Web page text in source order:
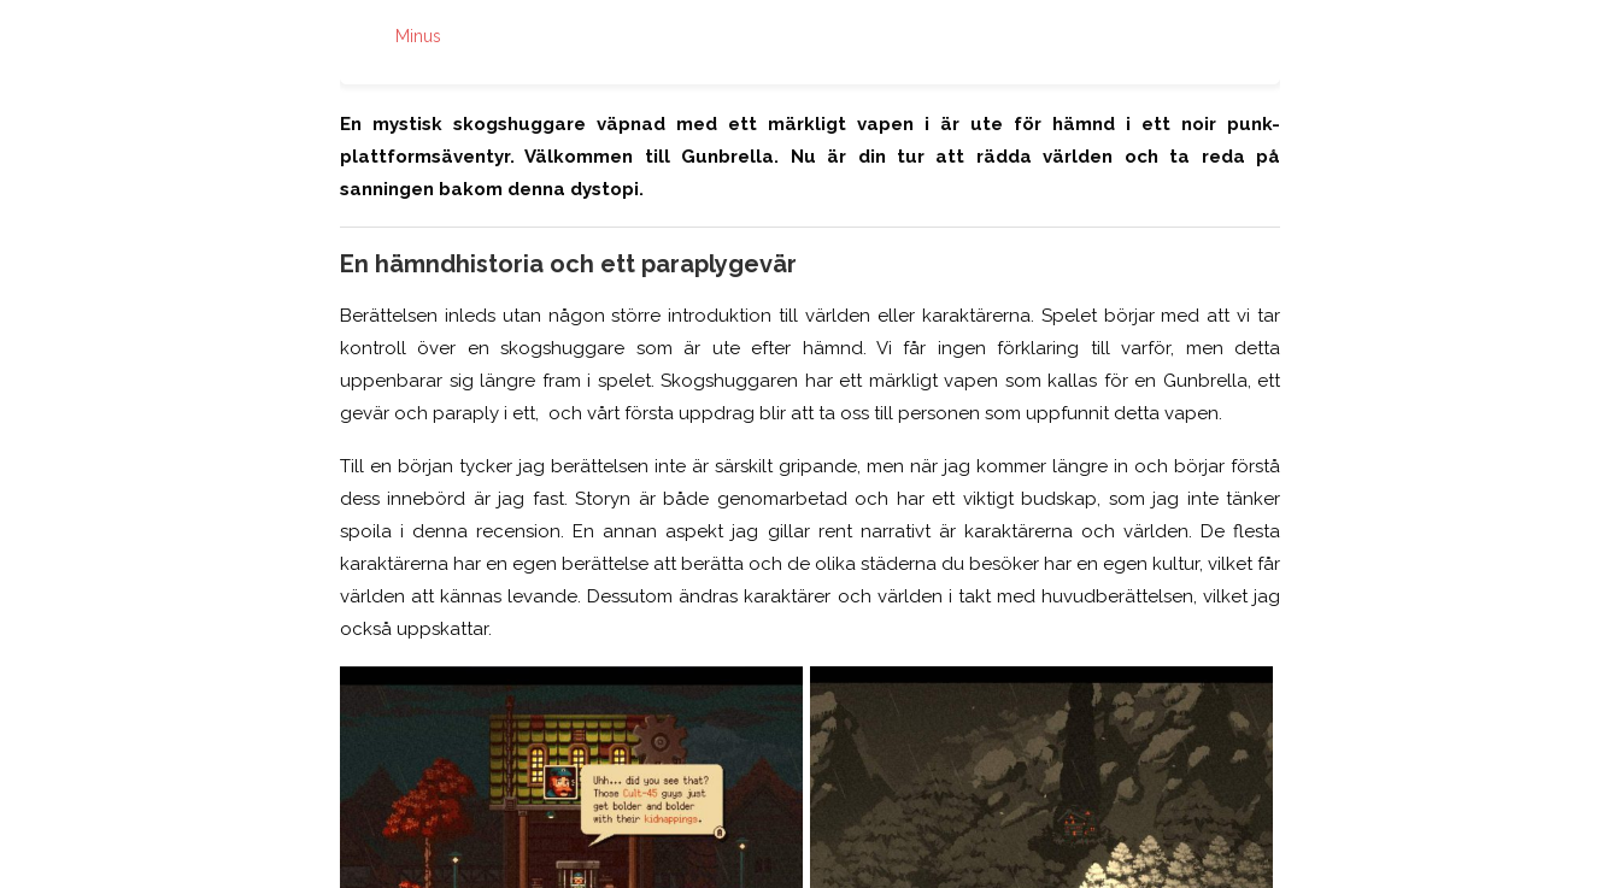
Minus
En mystisk skogshuggare väpnad med ett märkligt vapen i är ute för hämnd i ett noir punk-
plattformsäventyr. Välkommen till Gunbrella. Nu är din tur att rädda världen och ta reda på
sanningen bakom denna dystopi.
En hämndhistoria och ett paraplygevär
Berättelsen inledsutan någon större introduktion till världen eller karaktärerna. Spelet börjar med att vi tar
kontroll över en skogshuggare som är ute efter hämnd. Vi får ingen förklaring till varför, men detta
uppenbarar sig längre fram i spelet. Skogshuggaren har ett märkligt vapen som kallas för en Gunbrella, ett
gevär och paraply i ett, och vårt första uppdrag blir att ta oss till personen som uppfunnit detta vapen.
Till en början tycker jag berättelsen inte är särskilt gripande, men när jag kommer längre in och börjar förstå
dess innebörd är jag fast. Storyn är både genomarbetad och har ett viktigt budskap, som jag inte tänker
spoila i denna recension. En annan aspekt jag gillar rent narrativt är karaktärerna och världen. De flesta
karaktärerna har en egen berättelse att berätta och de olika städerna du besöker har en egen kultur, vilket får
världen att kännas levande. Dessutom ändras karaktärer och världen i takt med huvudberättelsen, vilket jag
också uppskattar.